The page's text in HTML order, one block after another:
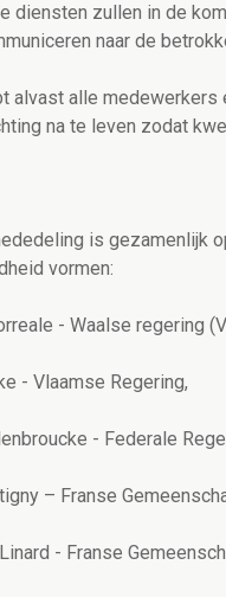
diensten zullen in de
naar de
alvast alle
na te leven zodat
is gezamenlijk
vormen:
- Waalse regering
- Vlaamse Regering,
- Federale
– Franse
- Franse